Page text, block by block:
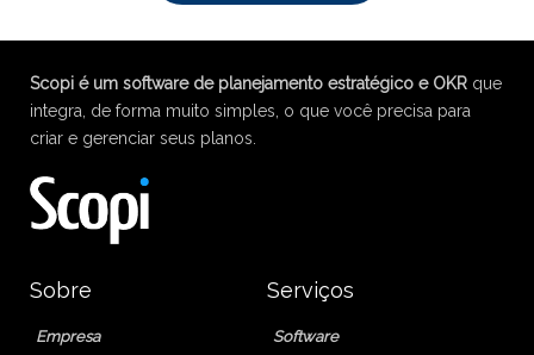
Scopi é um software de planejamento estratégico e OKR que
integra, de forma muito simples, o que você precisa para
criar e gerenciar seus planos.
Sobre
Empresa
Serviços
Software